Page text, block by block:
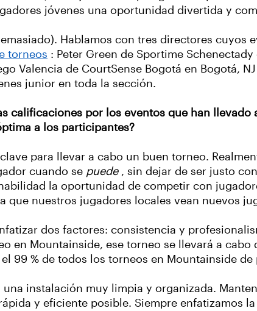
jóvenes una oportunidad divertida y
Hablamos con tres directores
torneos : Peter Green de Sportime
Valencia de CourtSense Bogotá en Bogotá,
junior en toda la sección.
calificaciones por los eventos que han
a los participantes?
para llevar a cabo un buen torneo.
cuando se puede, sin dejar de ser justo
la oportunidad de competir con
que nuestros jugadores locales vean nuevos
dos factores: consistencia y
en Mountainside, ese torneo se llevará a
99 % de todos los torneos en Mountainside
una instalación muy limpia y organizada.
y eficiente posible. Siempre enfatizamos